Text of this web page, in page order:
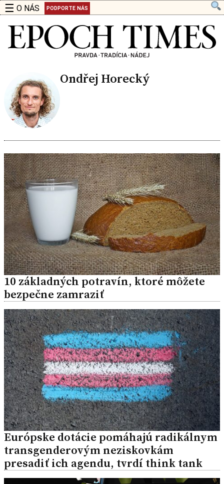
☰ O NÁS PODPORTE NÁS
Ondřej Horecký
10 základných potravín, ktoré môžete
bezpečne zamraziť
Európske dotácie pomáhajú radikálnym
transgenderovým neziskovkám
presadiť ich agendu, tvrdí think tank